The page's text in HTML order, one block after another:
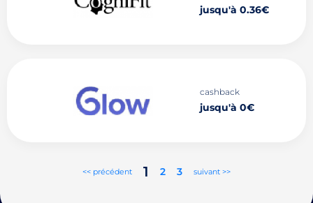
jusqu'à 0.36€
cashback
jusqu'à 0€
<< précédent 1 2 3 suivant >>